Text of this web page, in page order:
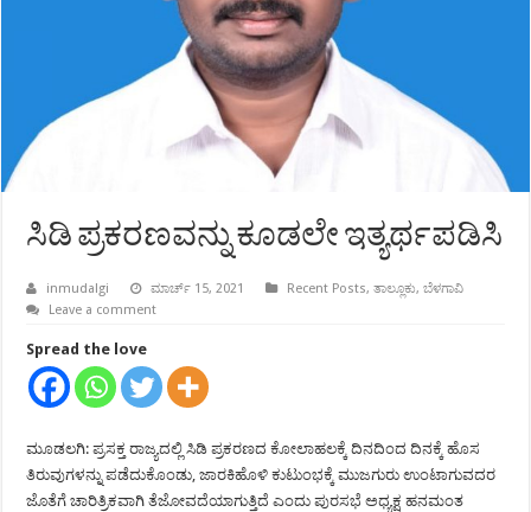
ಸಿಡಿ ಪ್ರಕರಣವನ್ನು ಕೂಡಲೇ ಇತ್ಯರ್ಥಪಡಿಸಿ
inmudalgi ಮಾರ್ಚ್ 15, 2021 Recent Posts,ತಾಲ್ಲೂಕು,ಬೆಳಗಾವಿ
Leave a comment
Spread the love
ಮೂಡಲಗಿ: ಪ್ರಸಕ್ತ ರಾಜ್ಯದಲ್ಲಿ ಸಿಡಿ ಪ್ರಕರಣದ ಕೋಲಾಹಲಕ್ಕೆ ದಿನದಿಂದ ದಿನಕ್ಕೆ ಹೊಸ
ತಿರುವುಗಳನ್ನು ಪಡೆದುಕೊಂಡು, ಜಾರಕಿಹೊಳಿ ಕುಟುಂಭಕ್ಕೆ ಮುಜಗುರು ಉಂಟಾಗುವದರ
ಜೊತೆಗೆ ಚಾರಿತ್ರಿಕವಾಗಿ ತೆಜೋವದೆಯಾಗುತ್ತಿದೆ ಎಂದು ಪುರಸಭೆ ಅಧ್ಯಕ್ಷ ಹನಮಂತ